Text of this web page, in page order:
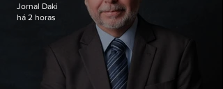
Jornal Daki
há 2 horas